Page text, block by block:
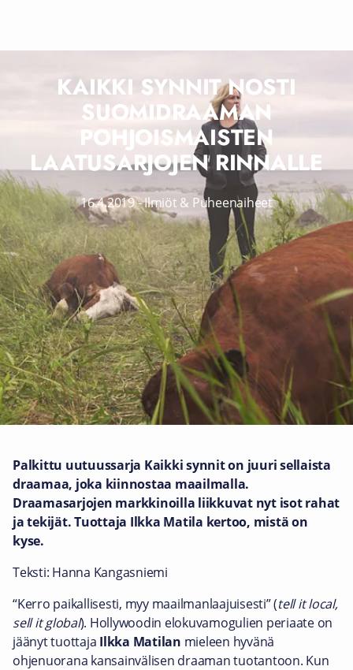
KAIKKI SYNNIT NOSTI
SUOMIDRAAMAN
POHJOISMAISTEN
LAATUSARJOJEN RINNALLE
16.4.2019-Ilmiöt & Puheenaiheet
Palkittu uutuussarja Kaikki synnit on juuri sellaista
draamaa, joka kiinnostaa maailmalla.
Draamasarjojen markkinoilla liikkuvat nyt isot rahat
ja tekijät. Tuottaja Ilkka Matila kertoo, mistä on
kyse.
Teksti: Hanna Kangasniemi
“Kerro paikallisesti, myy maailmanlaajuisesti” (tell it local,
sell it global). Hollywoodin elokuvamogulien periaate on
jäänyt tuottaja Ilkka Matilan mieleen hyvänä
ohjenuorana kansainvälisen draaman tuotantoon. Kun